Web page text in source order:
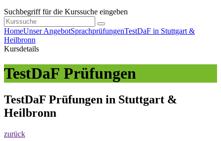
Suchbegriff für die Kurssuche eingeben
HomeUnser AngebotSprachprüfungenTestDaF in Stuttgart &
Heilbronn
Kursdetails
TestDaF Prüfungen
TestDaF Prüfungen in Stuttgart &
Heilbronn
zurück